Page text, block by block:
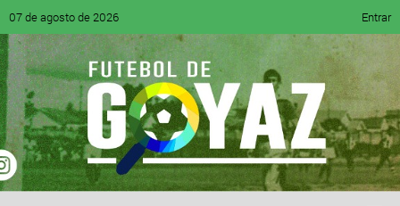
07 de agosto de 2026 Entrar